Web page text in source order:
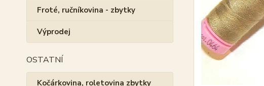
Froté, ručníkovina - zbytky
Výprodej
OSTATNÍ
Kočárkovina, roletovina zbytky